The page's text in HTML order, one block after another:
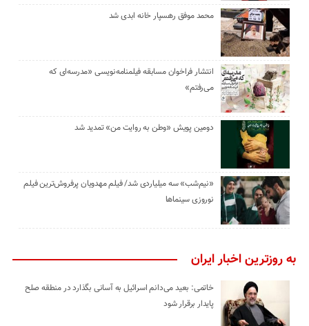
محمد موفق رهسپار خانه ابدی شد
انتشار فراخوان مسابقه فیلمنامه‌نویسی «مدرسه‌ای که
می‌رفتم»
دومین پویش «وطن به روایت من» تمدید شد
«نیم‌شب» سه میلیاردی شد/ فیلم مهدویان پرفروش‌ترین فیلم
نوروزی سینماها
به روزترین اخبار ایران
خاتمی: بعید می‌دانم اسرائیل به آسانی بگذارد در منطقه صلح
پایدار برقرار شود